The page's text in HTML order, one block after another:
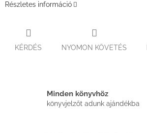
Részletes információ
KÉRDÉS NYOMON KÖVETÉS
Minden könyvhöz
könyvjelzőt adunk ajándékba